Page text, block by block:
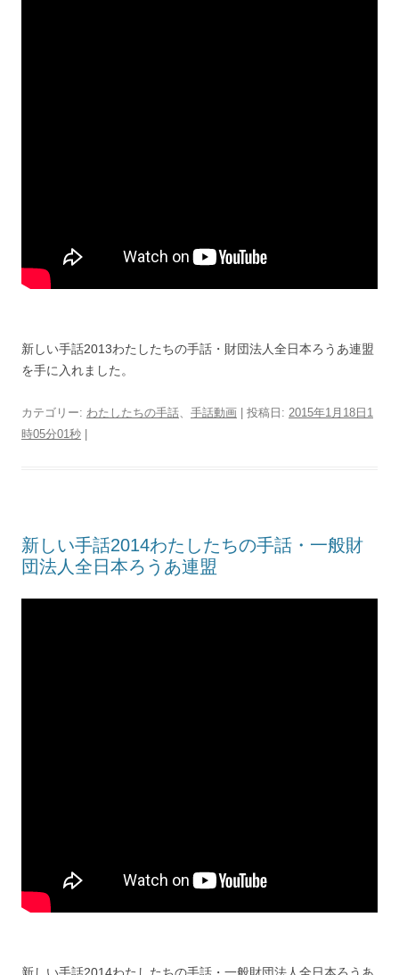
新しい手話2013わたしたちの手話・財団法人全日本ろうあ連盟
を手に入れました。
カテゴリー: わたしたちの手話、 手話動画 | 投稿日: 2015年1月18日1
時05分01秒
新しい手話2014わたしたちの手話・一般財
団法人全日本ろうあ連盟